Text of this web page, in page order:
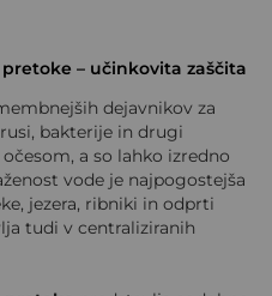
– učinkovita zaščita
dejavnikov za
bakterije in drugi
a so lahko izredno
vode je najpogostejša
jezera, ribniki in odprti
tudi v centraliziranih